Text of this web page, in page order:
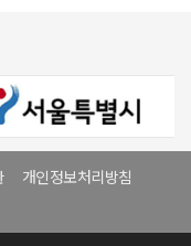
개인정보처리방침